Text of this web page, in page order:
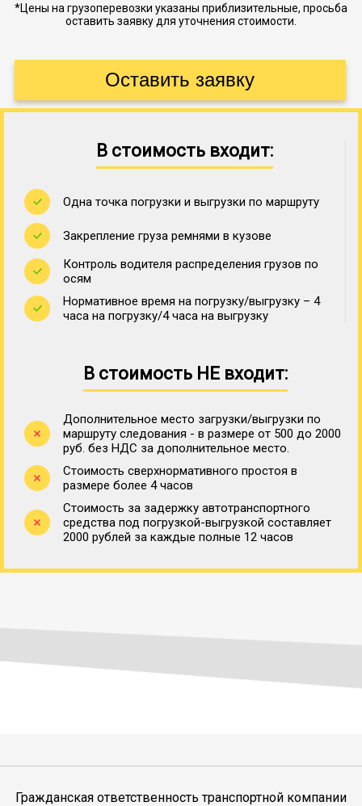
*Цены на грузоперевозки указаны приблизительные, просьба
оставить заявку для уточнения стоимости.
В стоимость входит:
Одна точка погрузки и выгрузки по маршруту
Закрепление груза ремнями в кузове
Контроль водителя распределения грузов по
осям
Нормативное время на погрузку/выгрузку – 4
часа на погрузку/4 часа на выгрузку
В стоимость НЕ входит:
Дополнительное место загрузки/выгрузки по
маршруту следования - в размере от 500 до 2000
руб. без НДС за дополнительное место.
Стоимость сверхнормативного простоя в
размере более 4 часов
Стоимость за задержку автотранспортного
средства под погрузкой-выгрузкой составляет
2000 рублей за каждые полные 12 часов
Гражданская ответственность транспортной компании